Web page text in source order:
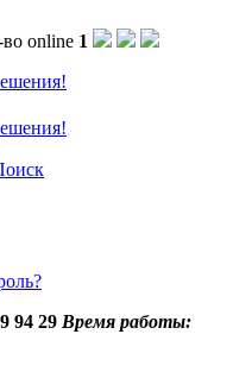
online 1
94 29 Время работы: